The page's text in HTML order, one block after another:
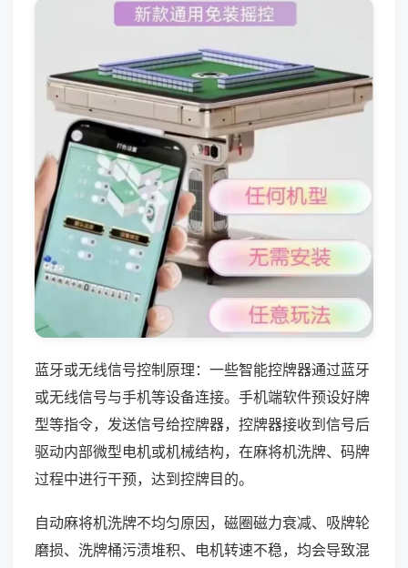
蓝牙或无线信号控制原理：一些智能控牌器通过蓝牙
或无线信号与手机等设备连接。手机端软件预设好牌
型等指令，发送信号给控牌器，控牌器接收到信号后
驱动内部微型电机或机械结构，在麻将机洗牌、码牌
过程中进行干预，达到控牌目的。
自动麻将机洗牌不均匀原因，磁圈磁力衰减、吸牌轮
磨损、洗牌桶污渍堆积、电机转速不稳，均会导致混